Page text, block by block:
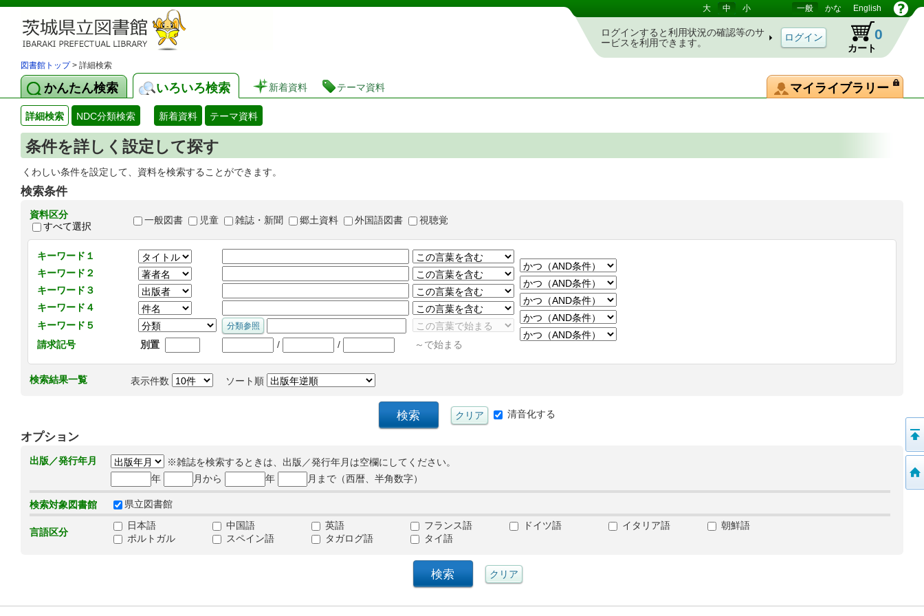
茨城県立図書館 蔵書検索・予約システム 大 中 小 一般 かな English
ログインすると利用状況の確認等のサ
ービスを利用できます。
カート
0
図書館トップ> 詳細検索
かんたん検索 いろいろ検索 新着資料 テーマ資料 マイライブラリー
詳細検索 NDC分類検索 新着資料 テーマ資料
条件を詳しく設定して探す
くわしい条件を設定して、資料を検索することができます。
検索条件
資料区分
すべて選択
一般図書 児童 雑誌・新聞 郷土資料 外国語図書 視聴覚
キーワード１
キーワード２
キーワード３
キーワード４
キーワード５
請求記号
別置 / / ～で始まる
検索結果一覧 表示件数 ソート順
清音化する
オプション
出版／発行年月
※雑誌を検索するときは、出版／発行年月は空欄にしてください。
年
月から 年 月まで（西暦、半角数字）
検索対象図書館 県立図書館
言語区分
日本語 中国語 英語 フランス語 ドイツ語 イタリア語
朝鮮語
ポルトガル
スペイン語 タガログ語 タイ語